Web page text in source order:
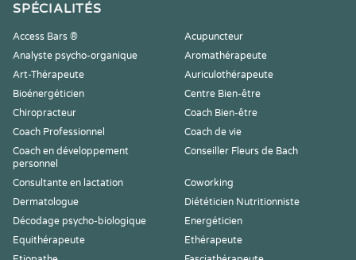
SPÉCIALITÉS
Access Bars ®
Acupuncteur
Analyste psycho-organique
Aromathérapeute
Art-Thérapeute
Auriculothérapeute
Bioénergéticien
Centre Bien-être
Chiropracteur
Coach Bien-être
Coach Professionnel
Coach de vie
Coach en développement
personnel
Conseiller Fleurs de Bach
Consultante en lactation
Coworking
Dermatologue
Diététicien Nutritionniste
Décodage psycho-biologique
Energéticien
Equithérapeute
Ethérapeute